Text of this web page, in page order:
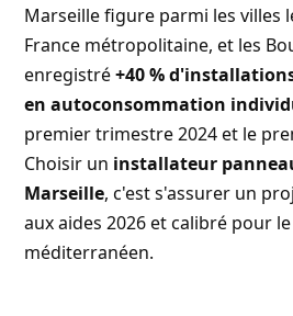
Marseille figure parmi les villes
France métropolitaine, et les
enregistré+40 %
en autoconsommation
premier trimestre 2024 et le
Choisir un installateur
Marseille, c'est s'assurer un
aux aides 2026 et calibré pour
méditerranéen.